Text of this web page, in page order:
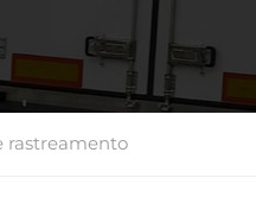
rastreamento